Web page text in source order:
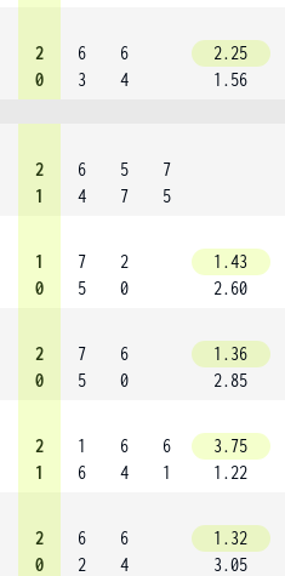
2
0
6
3
6
4
2.25
1.56
2
1
6
4
5
7
7
5
1
0
7
5
2
0
1.43
2.60
2
0
7
5
6
0
1.36
2.85
2
1
1
6
6
4
6
1
3.75
1.22
2
0
6
2
6
4
1.32
3.05